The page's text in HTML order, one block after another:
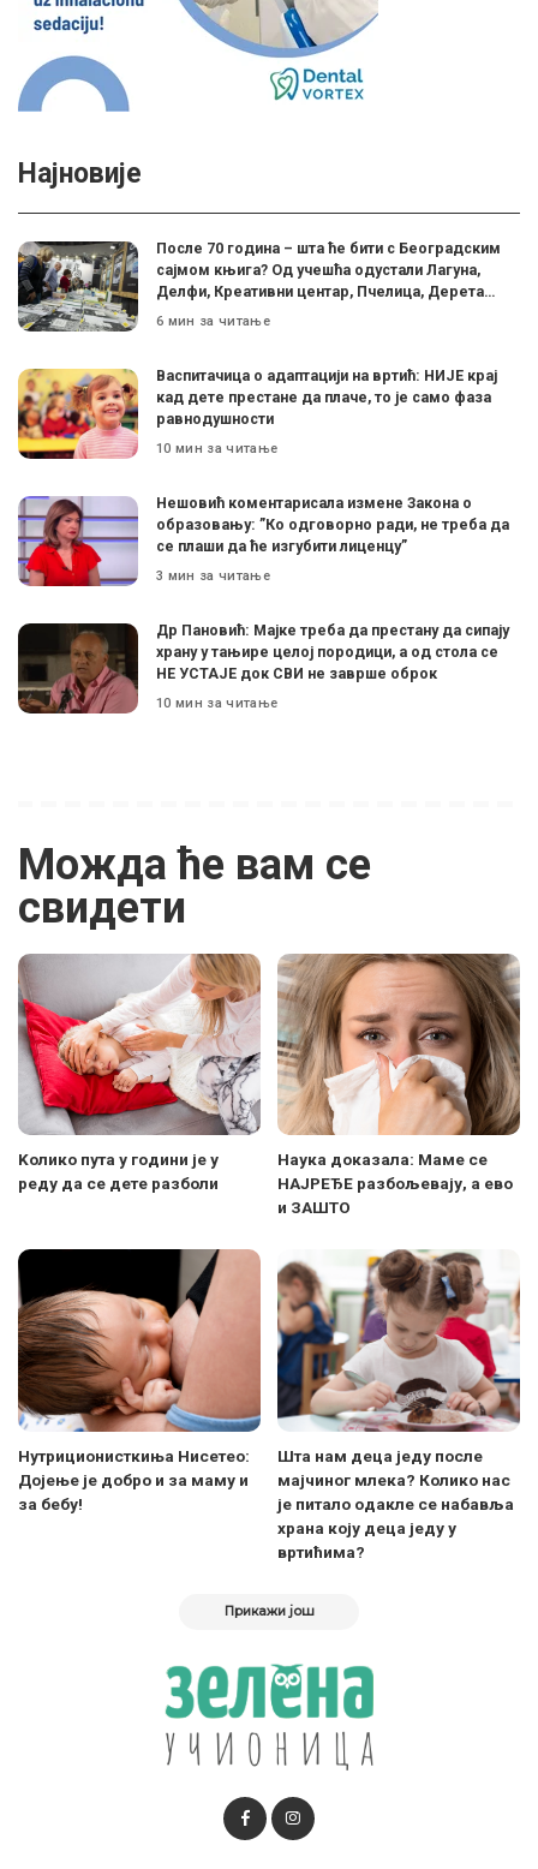
Најновије
После 70 година – шта ће бити с Београдским
сајмом књига? Од учешћа одустали Лагуна,
Делфи, Креативни центар, Пчелица, Дерета…
6 мин за читање
Васпитачица о адаптацији на вртић: НИЈЕ крај
кад дете престане да плаче, то је само фаза
равнодушности
10 мин за читање
Нешовић коментарисала измене Закона о
образовању: ”Ко одговорно ради, не треба да
се плаши да ће изгубити лиценцу”
3 мин за читање
Др Пановић: Мајке треба да престану да сипају
храну у тањире целој породици, а од стола се
НЕ УСТАЈЕ док СВИ не заврше оброк
10 мин за читање
Можда ће вам се
свидети
Koлико пута у години је у
реду да се дете разболи
Наука доказала: Маме се
НАЈРЕЂЕ разбољевају, а ево
и ЗАШТО
Нутриционисткиња Нисетео:
Дојење је добро и за маму и
за бебу!
Шта нам деца једу после
мајчиног млека? Колико нас
је питало одакле се набавља
храна коју деца једу у
вртићима?
Прикажи још